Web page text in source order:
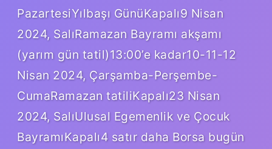
PazartesiYılbaşı GünüKapalı9 Nisan
2024, SalıRamazan Bayramı akşamı
(yarım gün tatil)13:00’e kadar10-11-12
Nisan 2024, Çarşamba-Perşembe-
CumaRamazan tatiliKapalı23 Nisan
2024, SalıUlusal Egemenlik ve Çocuk
BayramıKapalı4 satır daha Borsa bugün